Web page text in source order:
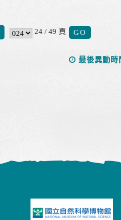
24 / 49 頁
最後異動時